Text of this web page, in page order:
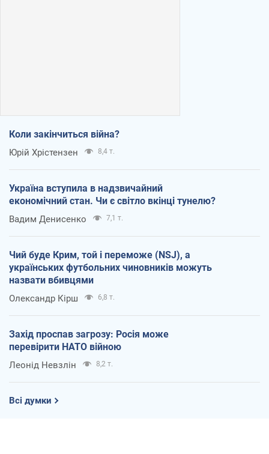
Коли закінчиться війна?
Юрій Хрістензен 8,4 т.
Україна вступила в надзвичайний
економічний стан. Чи є світло вкінці тунелю?
Вадим Денисенко 7,1 т.
Чий буде Крим, той і переможе (NSJ), а
українських футбольних чиновників можуть
назвати вбивцями
Олександр Кірш 6,8 т.
Захід проспав загрозу: Росія може
перевірити НАТО війною
Леонід Невзлін 8,2 т.
Всі думки